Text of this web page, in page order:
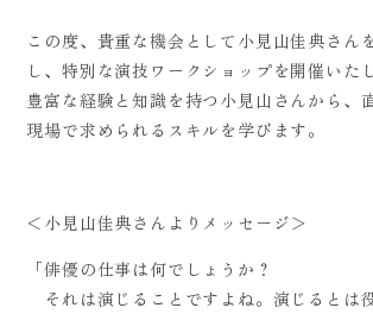
この度、貴重な機会として小見山佳典さん
し、特別な演技ワークショップを開催いた
豊富な経験と知識を持つ小見山さんから、
現場で求められるスキルを学びます。
＜小見山佳典さんよりメッセージ＞
「俳優の仕事は何でしょうか？
それは演じることですよね。演じるとは